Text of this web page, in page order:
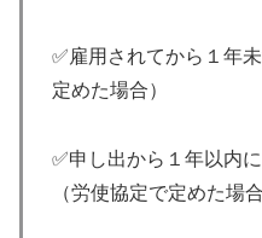
✅雇用されてから１年
定めた場合）
✅申し出から１年以内
（労使協定で定めた場合